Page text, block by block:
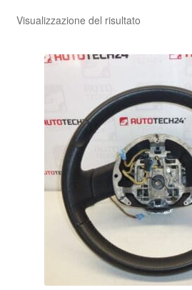
Visualizzazione del risultato